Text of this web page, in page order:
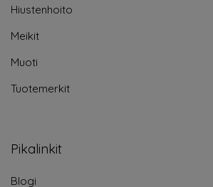
Hiustenhoito
Meikit
Muoti
Tuotemerkit
Pikalinkit
Blogi